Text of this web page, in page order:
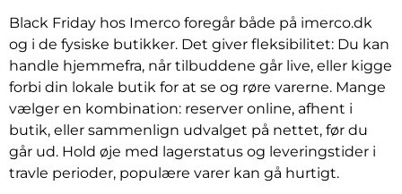
Black Friday hos Imerco foregår både på imerco.dk
og i de fysiske butikker. Det giver fleksibilitet: Du kan
handle hjemmefra, når tilbuddene går live, eller kigge
forbi din lokale butik for at se og røre varerne. Mange
vælger en kombination: reserver online, afhent i
butik, eller sammenlign udvalget på nettet, før du
går ud. Hold øje med lagerstatus og leveringstider i
travle perioder, populære varer kan gå hurtigt.